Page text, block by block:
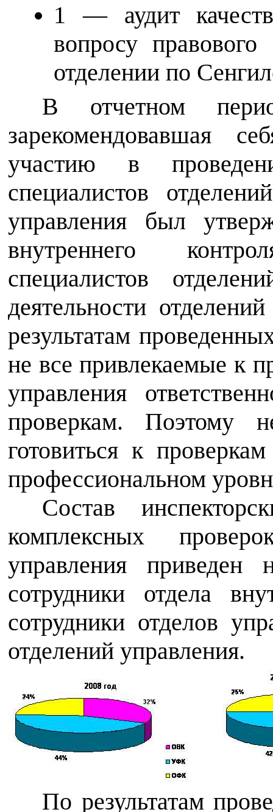
1 — аудит
вопросу правового
отделении по
В отчетном
зарекомендовавшая
участию в
специалистов
управления был
внутреннего
специалистов
деятельности
результатам
не все привлекаемые к
управления
проверкам. Поэтому
готовиться к
профессиональном
Состав
комплексных
управления
сотрудники отдела
сотрудники отделов
отделений управления.
По результатам